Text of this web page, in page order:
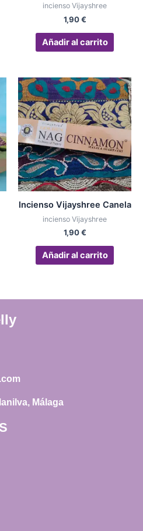
incienso Vijayshree
1,90€
Añadir al carrito
Incienso Vijayshree Canela
incienso Vijayshree
1,90€
Añadir al carrito
Málaga